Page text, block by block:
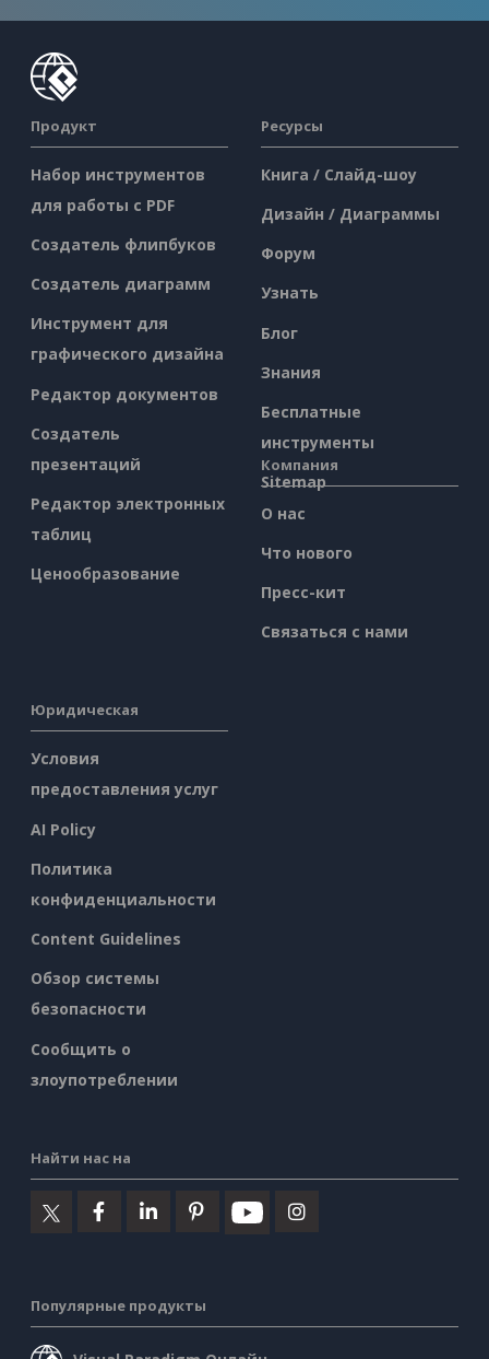
Продукт
Набор инструментов
для работы с PDF
Создатель флипбуков
Создатель диаграмм
Инструмент для
графического дизайна
Редактор документов
Создатель
презентаций
Редактор электронных
таблиц
Ценообразование
Ресурсы
Книга / Слайд-шоу
Дизайн / Диаграммы
Форум
Узнать
Блог
Знания
Бесплатные
инструменты
Sitemap
Компания
О нас
Что нового
Пресс-кит
Связаться с нами
Юридическая
Условия
предоставления услуг
AI Policy
Политика
конфиденциальности
Content Guidelines
Обзор системы
безопасности
Сообщить о
злоупотреблении
Найти нас на
Популярные продукты